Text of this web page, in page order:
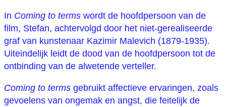
In Coming to terms wordt de hoofdpersoon van de
film, Stefan, achtervolgd door het niet-gerealiseerde
graf van kunstenaar Kazimir Malevich (1879-1935).
Uiteindelijk leidt de dood van de hoofdpersoon tot de
ontbinding van de alwetende verteller.
Coming to terms gebruikt affectieve ervaringen, zoals
gevoelens van ongemak en angst, die feitelijk de